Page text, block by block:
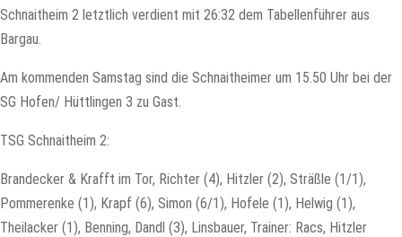
Schnaitheim 2 letztlich verdient mit 26:32 dem Tabellenführer aus
Bargau.
Am kommenden Samstag sind die Schnaitheimer um 15.50 Uhr bei der
SG Hofen/ Hüttlingen 3 zu Gast.
TSG Schnaitheim 2:
Brandecker & Krafft im Tor, Richter (4), Hitzler (2), Sträßle (1/1),
Pommerenke (1), Krapf (6), Simon (6/1), Hofele (1), Helwig (1),
Theilacker (1), Benning, Dandl (3), Linsbauer, Trainer: Racs, Hitzler